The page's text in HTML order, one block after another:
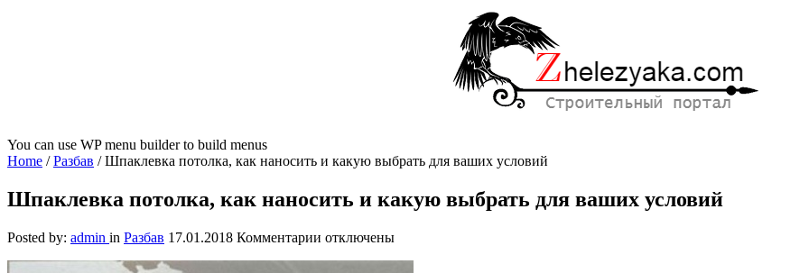
You can use WP menu builder to build menus
Home /Разбав /Шпаклевка потолка, как наносить и какую выбрать для ваших условий
Шпаклевка потолка, как наносить и какую выбрать для ваших условий
Posted by: admin in Разбав 17.01.2018 Комментарии котключены